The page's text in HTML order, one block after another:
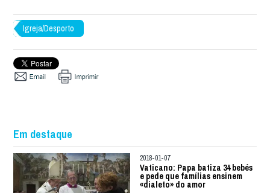
Igreja/Desporto
Em destaque
2018-01-07
Vaticano: Papa batiza 34 bebés
e pede que famílias ensinem
«dialeto» do amor